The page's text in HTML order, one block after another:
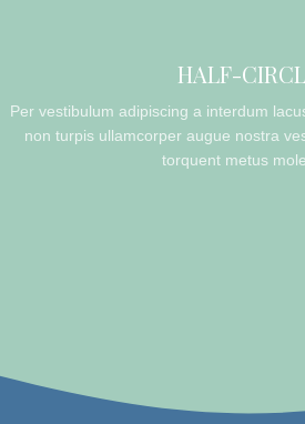
HALF-
Per vestibulum adipiscing a interdum
non turpis ullamcorper augue nostra
torquent metus